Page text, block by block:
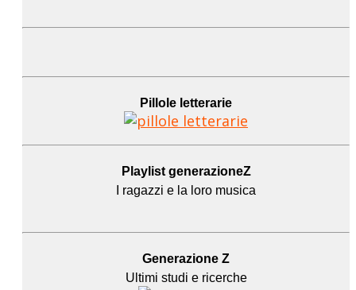
Pillole letterarie
Playlist generazioneZ
I ragazzi e la loro musica
Generazione Z
Ultimi studi e ricerche